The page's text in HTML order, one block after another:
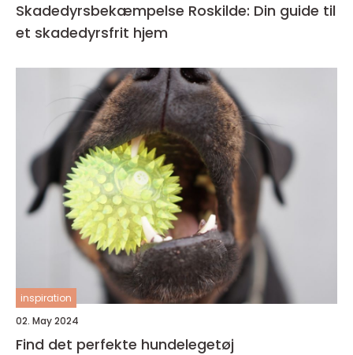
Skadedyrsbekæmpelse Roskilde: Din guide til
et skadedyrsfrit hjem
inspiration
02. May 2024
Find det perfekte hundelegetøj